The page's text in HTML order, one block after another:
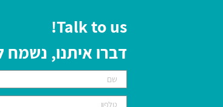
Talk to us!
דברו איתנו,